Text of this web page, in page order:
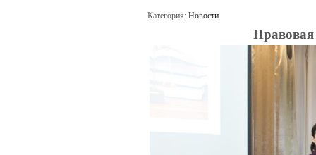
Категория: Новости